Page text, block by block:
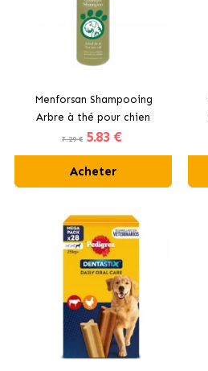
Menforsan Shampooing
Arbre à thé pour chien
7.29 € 5.83 €
Acheter